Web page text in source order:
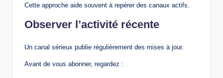
Cette approche aide souvent à repérer des canaux actifs.
Observer l’activité récente
Un canal sérieux publie régulièrement des mises à jour.
Avant de vous abonner, regardez :